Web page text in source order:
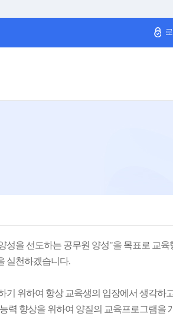
을 선도하는 공무원 양성"을 목표로 교
실천하겠습니다.
기 위하여 항상 교육생의 입장에서 생각하
력 향상을 위하여 양질의 교육프로그램을